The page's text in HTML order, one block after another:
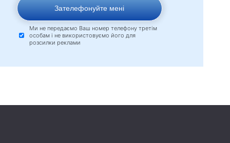
Зателефонуйте мені
Ми не передаємо Ваш номер телефону третім
особам і не використовуємо його для
розсилки реклами